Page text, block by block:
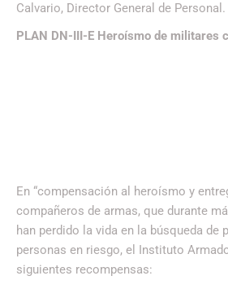
Calvario, Director General de Personal.
PLAN DN-III-E Heroísmo de militares
En “compensación al heroísmo y
compañeros de armas, que durante
han perdido la vida en la búsqueda de
personas en riesgo, el Instituto
siguientes recompensas: